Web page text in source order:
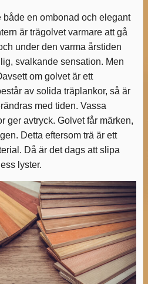
både en ombonad och elegant
är trägolvet varmare att gå
under den varma årstiden
svalkande sensation. Men
om golvet är ett
av solida träplankor, så är
med tiden. Vassa
ger avtryck. Golvet får märken,
Detta eftersom trä är ett
Då är det dags att slipa
lyster.